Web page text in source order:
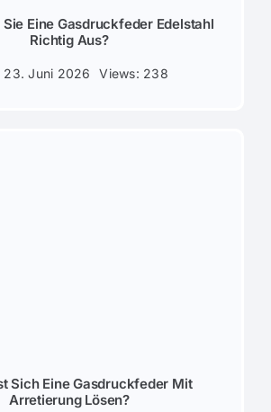
Eine Gasdruckfeder Edelstahl
Richtig Aus?
23. Juni 2026 Views: 238
Sich Eine Gasdruckfeder Mit
Arretierung Lösen?